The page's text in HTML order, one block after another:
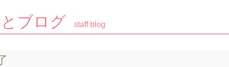
ブログ staff blog